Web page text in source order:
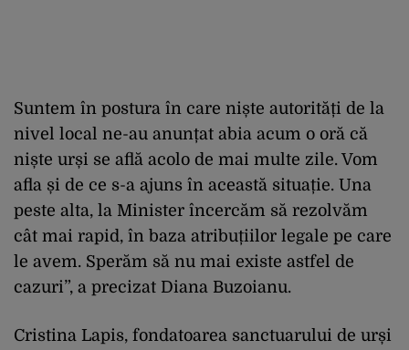
Suntem în postura în care niște autorități de la
nivel local ne-au anunțat abia acum o oră că
niște urși se află acolo de mai multe zile. Vom
afla și de ce s-a ajuns în această situație. Una
peste alta, la Minister încercăm să rezolvăm
cât mai rapid, în baza atribuțiilor legale pe care
le avem. Sperăm să nu mai existe astfel de
cazuri”, a precizat Diana Buzoianu.
Cristina Lapis, fondatoarea sanctuarului de urși